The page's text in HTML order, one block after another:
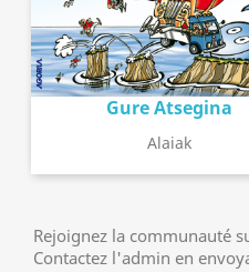
Gure Atsegina
Alaiak
Rejoignez la communauté
Contactez l'admin en